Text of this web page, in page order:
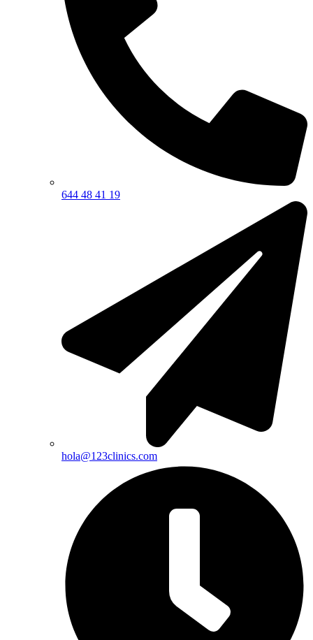
644 48 41 19
hola@123clinics.com